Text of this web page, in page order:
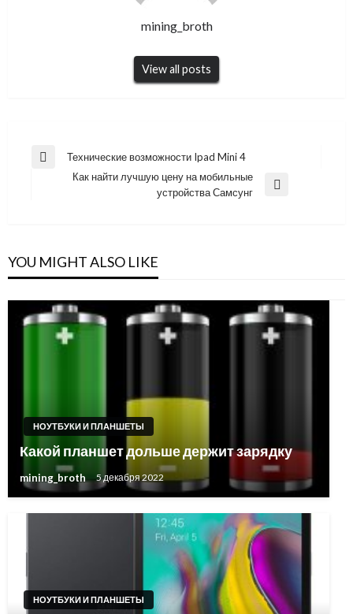
mining_broth
View all posts
Навигация
Previous
Технические возможности Ipad Mini 4
Как найти лучшую цену на мобильные
устройства Самсунг
YOU MIGHT ALSO LIKE
НОУТБУКИ И ПЛАНШЕТЫ
Какой планшет дольше держит зарядку
mining_broth 5 декабря 2022
НОУТБУКИ И ПЛАНШЕТЫ